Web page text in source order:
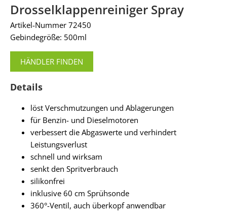
Drosselklappenreiniger Spray
Artikel-Nummer 72450
Gebindegröße: 500ml
HÄNDLER FINDEN
Details
löst Verschmutzungen und Ablagerungen
für Benzin- und Dieselmotoren
verbessert die Abgaswerte und verhindert
Leistungsverlust
schnell und wirksam
senkt den Spritverbrauch
silikonfrei
inklusive 60 cm Sprühsonde
360°-Ventil, auch überkopf anwendbar